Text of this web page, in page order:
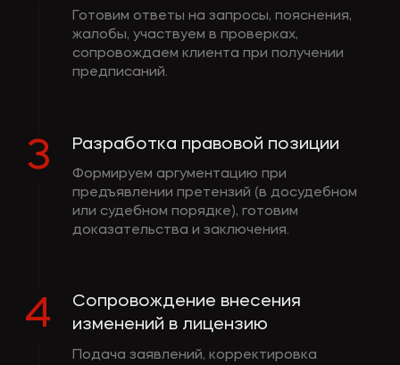
Готовим ответы на запросы, пояснения,
жалобы, участвуем в проверках,
сопровождаем клиента при получении
предписаний.
3 Разработка правовой позиции
Формируем аргументацию при
предъявлении претензий (в досудебном
или судебном порядке), готовим
доказательства и заключения.
4
Сопровождение внесения
изменений в лицензию
Подача заявлений, корректировка